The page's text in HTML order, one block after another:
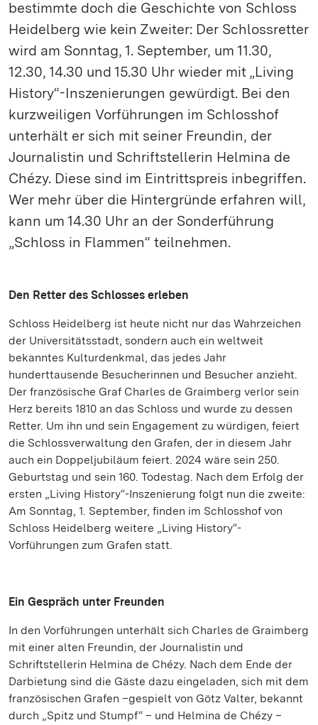
bestimmte doch die Geschichte von Schloss
Heidelberg wie kein Zweiter: Der Schlossretter
wird am Sonntag, 1. September, um 11.30,
12.30, 14.30 und 15.30 Uhr wieder mit „Living
History“-Inszenierungen gewürdigt. Bei den
kurzweiligen Vorführungen im Schlosshof
unterhält er sich mit seiner Freundin, der
Journalistin und Schriftstellerin Helmina de
Chézy. Diese sind im Eintrittspreis inbegriffen.
Wer mehr über die Hintergründe erfahren will,
kann um 14.30 Uhr an der Sonderführung
„Schloss in Flammen“ teilnehmen.
Den Retter des Schlosses erleben
Schloss Heidelberg ist heute nicht nur das Wahrzeichen
der Universitätsstadt, sondern auch ein weltweit
bekanntes Kulturdenkmal, das jedes Jahr
hunderttausende Besucherinnen und Besucher anzieht.
Der französische Graf Charles de Graimberg verlor sein
Herz bereits 1810 an das Schloss und wurde zu dessen
Retter. Um ihn und sein Engagement zu würdigen, feiert
die Schlossverwaltung den Grafen, der in diesem Jahr
auch ein Doppeljubiläum feiert. 2024 wäre sein 250.
Geburtstag und sein 160. Todestag. Nach dem Erfolg der
ersten „Living History“-Inszenierung folgt nun die zweite:
Am Sonntag, 1. September, finden im Schlosshof von
Schloss Heidelberg weitere „Living History“-
Vorführungen zum Grafen statt.
Ein Gespräch unter Freunden
In den Vorführungen unterhält sich Charles de Graimberg
mit einer alten Freundin, der Journalistin und
Schriftstellerin Helmina de Chézy. Nach dem Ende der
Darbietung sind die Gäste dazu eingeladen, sich mit dem
französischen Grafen –gespielt von Götz Valter, bekannt
durch „Spitz und Stumpf“ – und Helmina de Chézy –